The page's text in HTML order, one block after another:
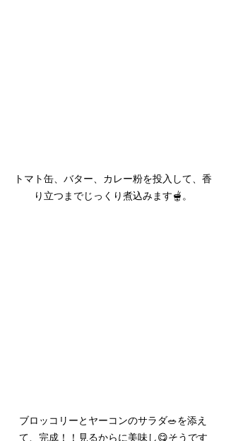
トマト缶、バター、カレー粉を投入して、香
り立つまでじっくり煮込みます🫕。
ブロッコリーとヤーコンのサラダ🥗を添え
て、完成！！見るからに美味し😋そうです